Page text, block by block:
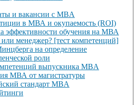
и вакансии с MBA
в МВА и окупаемость (ROI)
эффективности обучения на МВА
менеджер? [тест компетенций]
на определение
роли
выпускника MBA
МВА от магистратуры
стандарт MBA